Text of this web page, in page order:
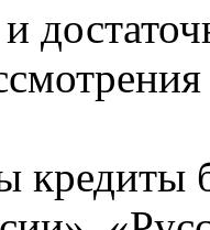
кредиты